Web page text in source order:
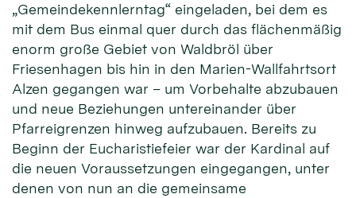
„Gemeindekennlerntag“ eingeladen, bei dem es
mit dem Bus einmal quer durch das flächenmäßig
enorm große Gebiet von Waldbröl über
Friesenhagen bis hin in den Marien-Wallfahrtsort
Alzen gegangen war – um Vorbehalte abzubauen
und neue Beziehungen untereinander über
Pfarreigrenzen hinweg aufzubauen. Bereits zu
Beginn der Eucharistiefeier war der Kardinal auf
die neuen Voraussetzungen eingegangen, unter
denen von nun an die gemeinsame